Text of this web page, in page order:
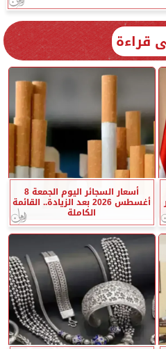
قراءة
أسعار السجائر اليوم الجمعة 8
أغسطس 2026 بعد الزيادة.. القائمة
الكاملة